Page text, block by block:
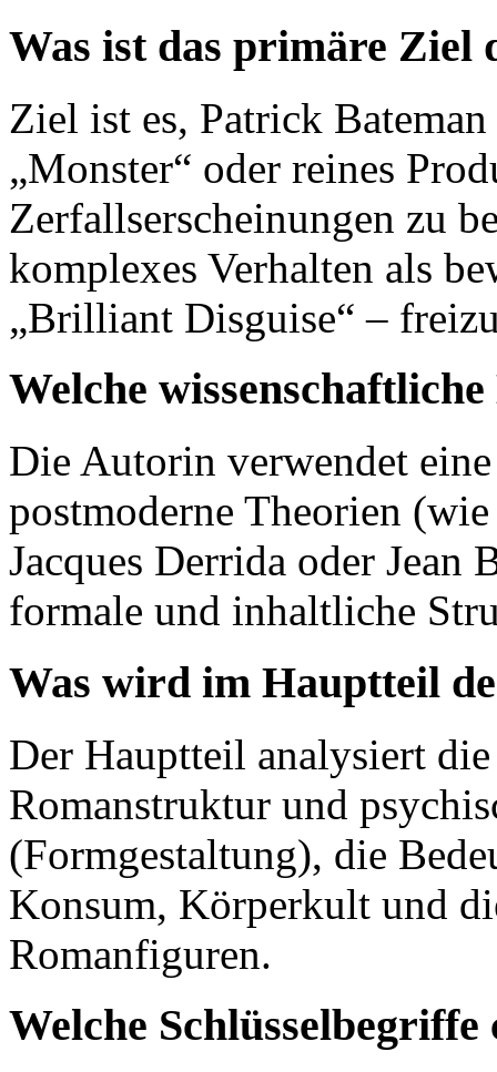
Was ist das primäre Ziel
Ziel ist es, Patrick
„Monster“ oder reines
Zerfallserscheinungen zu
komplexes Verhalten als
„Brilliant Disguise“ –
Welche
Die Autorin verwendet
postmoderne Theorien
Jacques Derrida oder
formale und inhaltliche
Was wird im Hauptteil
Der Hauptteil analysiert
Romanstruktur und
(Formgestaltung), die
Konsum, Körperkult und
Romanfiguren.
Welche